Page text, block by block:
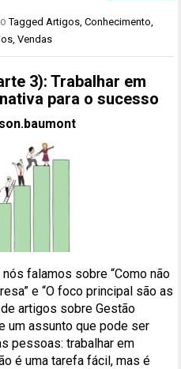
TaggedArtigos,Conhecimento,
,Vendas
3): Trabalhar em
para o sucesso
falamos sobre “Como não
e “O foco principal são as
artigos sobre Gestão
um assunto que pode ser
pessoas: trabalhar em
é uma tarefa fácil, mas é